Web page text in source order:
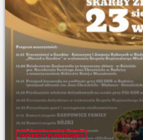
IMPREZY PLENEROWE